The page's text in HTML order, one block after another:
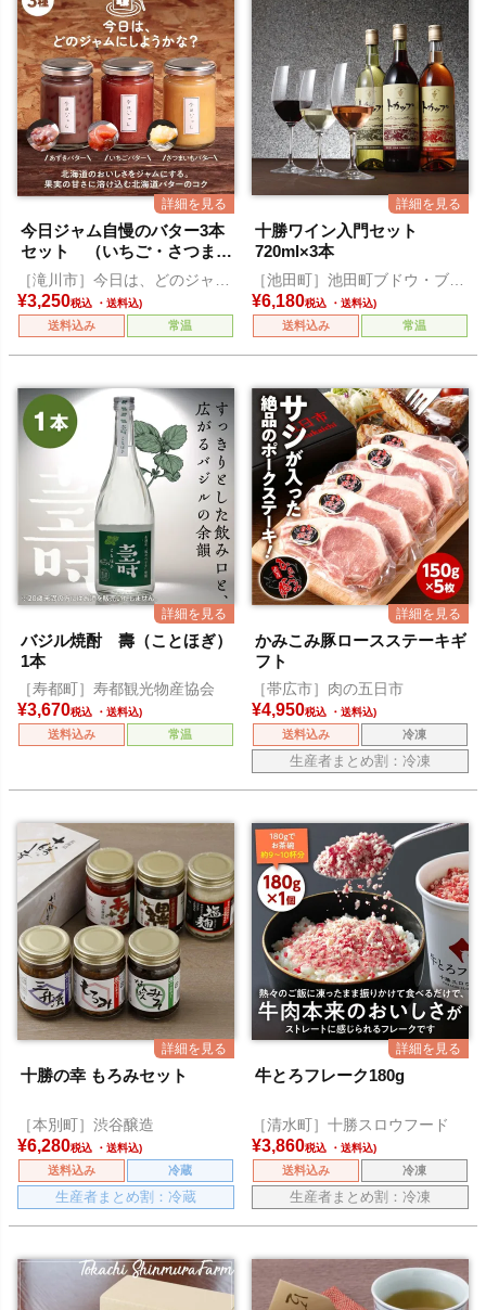
今日ジャム自慢のバター3本
セット （いちご・さつまい
も・あずきバター各1本）
［滝川市］今日は、どのジャム
にしようかな？
¥3,250税込
送料込み 常温
十勝ワイン入門セット
720ml×3本
［池田町］池田町ブドウ・ブド
ウ酒研究所
¥6,180税込
送料込み 常温
バジル焼酎 壽（ことほぎ）
1本
［寿都町］寿都観光物産協会
¥3,670税込
送料込み 常温
かみこみ豚ロースステーキギ
フト
［帯広市］肉の五日市
¥4,950税込
送料込み 冷凍
生産者まとめ割：冷凍
十勝の幸 もろみセット
［本別町］渋谷醸造
¥6,280税込
送料込み 冷蔵
生産者まとめ割：冷蔵
牛とろフレーク180g
［清水町］十勝スロウフード
¥3,860税込
送料込み 冷凍
生産者まとめ割：冷凍